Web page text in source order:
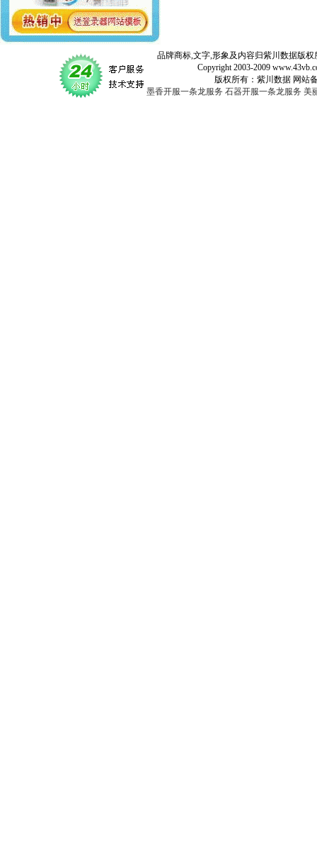
品牌商标,文字,形象及内容归紫川数据版权
Copyright 2003-2009 www.43vb.com
版权所有：紫川数据 网站备案登
墨香开服一条龙服务 石器开服一条龙服务 美